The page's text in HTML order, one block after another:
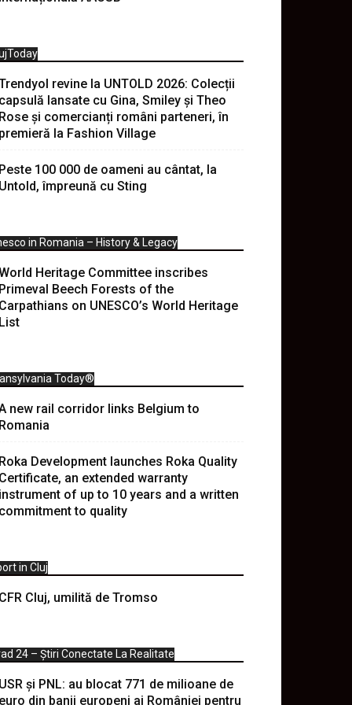
revine la UNTOLD 2026: Colecții
capsulă lansate cu Gina, Smiley și Theo
Rose și comercianți români parteneri, în
premieră la Fashion Village
Peste 100 000 de oameni au cântat, la
Untold, împreună cu Sting
in Romania – History & Legacy
Heritage Committee inscribes
Primeval Beech Forests of the
Carpathians on UNESCO’s World Heritage
List
Today®
new rail corridor links Belgium to
Romania
Roka Development launches Roka Quality
Certificate, an extended warranty
instrument of up to 10 years and a written
commitment to quality
in Cluj
CFR Cluj, umilită de Tromso
24 – Știri Conectate La Realitate
USR și PNL: au blocat 771 de milioane de
euro din banii europeni ai României pentru